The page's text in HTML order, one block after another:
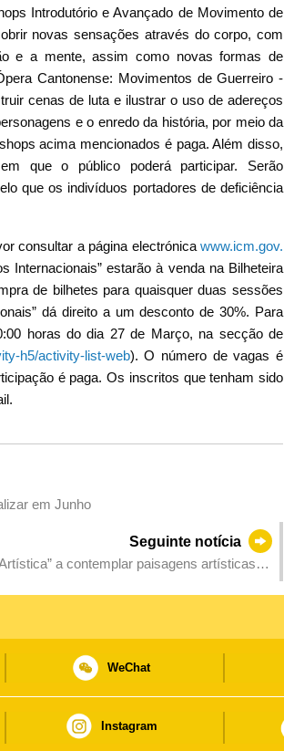
Introdutório e Avançado de Movimento de
novas sensações através do corpo, com
e a mente, assim como novas formas de
Cantonense: Movimentos de Guerreiro -
cenas de luta e ilustrar o uso de adereços
e o enredo da história, por meio da
acima mencionados é paga. Além disso,
que o público poderá participar. Serão
que os indivíduos portadores de deficiência
consultar a página electrónicawww.icm.gov.
Internacionais” estarão à venda na Bilheteira
de bilhetes para quaisquer duas sessões
dá direito a um desconto de 30%. Para
horas do dia 27 de Março, na secção de
h5/activity-list-web). O número de vagas é
é paga. Os inscritos que tenham sido
em Junho
Seguinte notícia
a contemplar paisagens artísticas
WeChat
Instagram